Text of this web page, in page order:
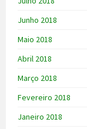
Junho 2018
Maio 2018
Abril 2018
Março 2018
Fevereiro 2018
Janeiro 2018